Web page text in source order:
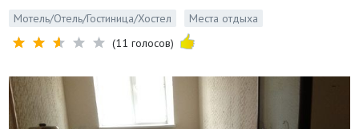
Мотель/Отель/Гостиница/Хостел
Места отдыха
(11 голосов)